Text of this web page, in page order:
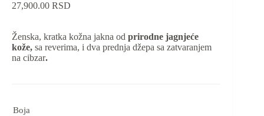
27,900.00 RSD
Ženska, kratka kožna jakna od prirodne jagnjeće
kože, sa reverima, i dva prednja džepa sa zatvaranjem
na cibzar.
Boja